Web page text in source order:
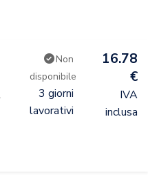
Non
disponibile
3 giorni
lavorativi
16.78
€
IVA
inclusa